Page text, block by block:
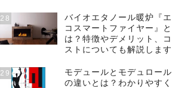
28
バイオエタノール暖炉『エ
コスマートファイヤー』と
は？特徴やデメリット、コ
ストについても解説します
29
モデュールとモデュロール
の違いとは？わかりやすく